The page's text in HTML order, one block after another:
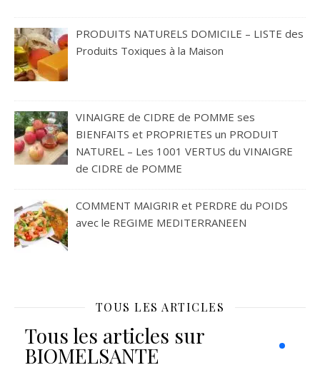
PRODUITS NATURELS DOMICILE – LISTE des
Produits Toxiques à la Maison
VINAIGRE de CIDRE de POMME ses
BIENFAITS et PROPRIETES un PRODUIT
NATUREL – Les 1001 VERTUS du VINAIGRE
de CIDRE de POMME
COMMENT MAIGRIR et PERDRE du POIDS
avec le REGIME MEDITERRANEEN
TOUS LES ARTICLES
Tous les articles sur
BIOMELSANTE